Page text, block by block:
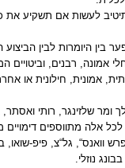
לעשות אם תשקיע את
היומרות לבין הביצוע
רבנים, וביטויים
אמונית, חילונית או
ומר שלזינגר, רותי ואסתר,
אלה מתווספים
”פרש וואנס“, גל“צ, פיפ-
נוזלי.